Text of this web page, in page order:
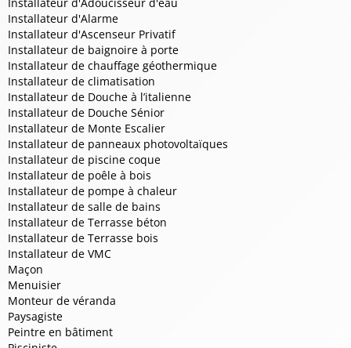
Installateur d'Adoucisseur d'eau
Installateur d'Alarme
Installateur d'Ascenseur Privatif
Installateur de baignoire à porte
Installateur de chauffage géothermique
Installateur de climatisation
Installateur de Douche à l’italienne
Installateur de Douche Sénior
Installateur de Monte Escalier
Installateur de panneaux photovoltaïques
Installateur de piscine coque
Installateur de poêle à bois
Installateur de pompe à chaleur
Installateur de salle de bains
Installateur de Terrasse béton
Installateur de Terrasse bois
Installateur de VMC
Maçon
Menuisier
Monteur de véranda
Paysagiste
Peintre en bâtiment